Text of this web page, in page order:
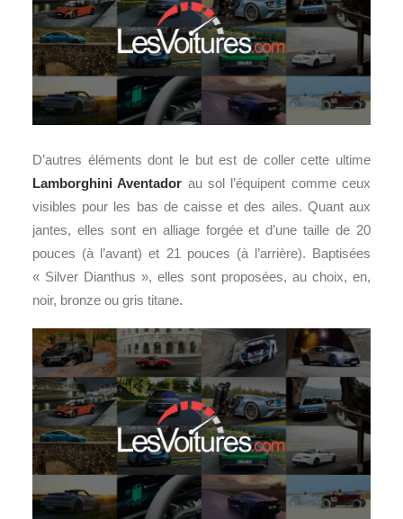
D’autres éléments dont le but est de coller cette ultime
Lamborghini Aventador au sol l’équipent comme ceux
visibles pour les bas de caisse et des ailes. Quant aux
jantes, elles sont en alliage forgée et d’une taille de 20
pouces (à l’avant) et 21 pouces (à l’arrière). Baptisées
« Silver Dianthus », elles sont proposées, au choix, en,
noir, bronze ou gris titane.